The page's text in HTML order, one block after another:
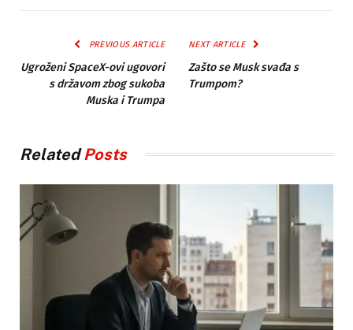
PREVIOUS ARTICLE
Ugroženi SpaceX-ovi ugovori
s državom zbog sukoba
Muska i Trumpa
NEXT ARTICLE
Zašto se Musk svađa s
Trumpom?
RelatedPosts